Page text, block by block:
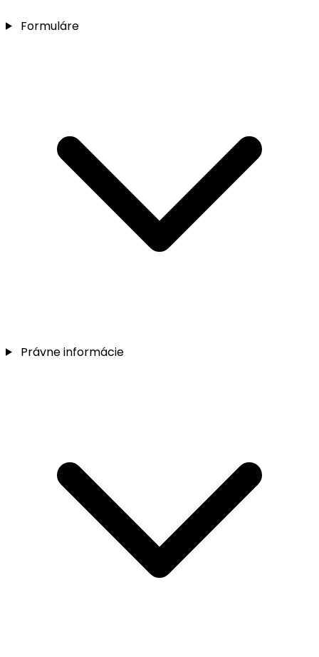
Formuláre
Právne informácie